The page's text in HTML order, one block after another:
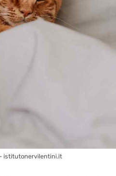
istitutonervilentini.it